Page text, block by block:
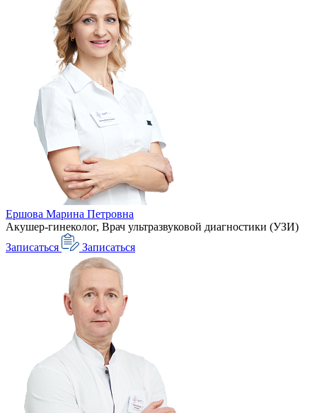
Ершова Марина Петровна
Акушер-гинеколог, Врач ультразвуковой диагностики (УЗИ)
Записаться
Записаться